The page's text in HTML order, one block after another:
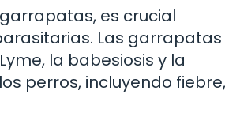
es crucial
Las garrapatas
la babesiosis y la
perros, incluyendo fiebre,